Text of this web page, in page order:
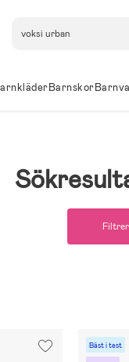
Barnskor
Bäst i test